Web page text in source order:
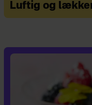
Luftig og